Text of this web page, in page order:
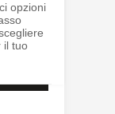
opzioni
il tuo